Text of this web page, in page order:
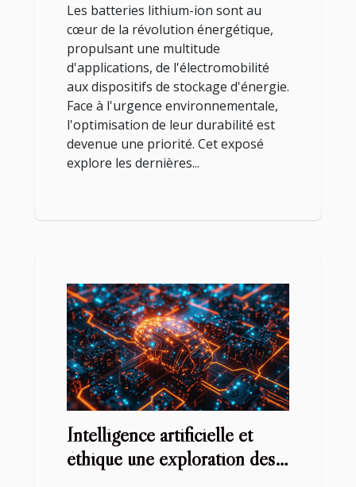
Les batteries lithium-ion sont au
cœur de la révolution énergétique,
propulsant une multitude
d'applications, de l'électromobilité
aux dispositifs de stockage d'énergie.
Face à l'urgence environnementale,
l'optimisation de leur durabilité est
devenue une priorité. Cet exposé
explore les dernières...
Intelligence artificielle et
éthique une exploration des